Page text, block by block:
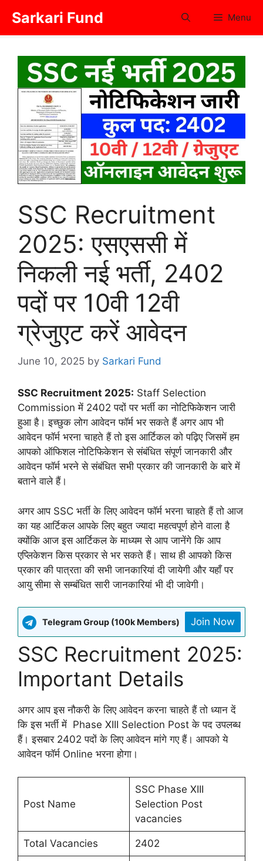
content
Sarkari Fund Menu
SSC Recruitment
2025: एसएससी में
निकली नई भर्ती, 2402
पदों पर 10वी 12वी
ग्रेजुएट करें आवेदन
June 10, 2025 by Sarkari Fund
SSC Recruitment 2025: Staff Selection
Commission में 2402 पदों पर भर्ती का नोटिफिकेशन जारी
हुआ है। इच्छुक लोग आवेदन फॉर्म भर सकते हैं अगर आप भी
आवेदन फॉर्म भरना चाहते हैं तो इस आर्टिकल को पढ़िए जिसमें हम
आपको ऑफिशल नोटिफिकेशन से संबंधित संपूर्ण जानकारी और
आवेदन फॉर्म भरने से संबंधित सभी प्रकार की जानकारी के बारे में
बताने वाले हैं।
अगर आप SSC भर्ती के लिए आवेदन फॉर्म भरना चाहते हैं तो आज
का यह आर्टिकल आपके लिए बहुत ज्यादा महत्वपूर्ण होने वाला है
क्योंकि आज इस आर्टिकल के माध्यम से आप जानेंगे कि आप
एप्लिकेशन किस प्रकार से भर सकते हैं। साथ ही आपको किस
प्रकार की पात्रता की सभी जानकारियां दी जायेगी और यहाँ पर
आयु सीमा से सम्बंधित सारी जानकारियां भी दी जावेगी।
Telegram Group (100k Members) Join Now
SSC Recruitment 2025:
Important Details
अगर आप इस नौकरी के लिए आवेदन करना चाहते हैं तो ध्यान दें
कि इस भर्ती में Phase XIII Selection Post के पद उपलब्ध
हैं। इसबार 2402 पदों के लिए आवेदन मांगे गए हैं। आपको ये
आवेदन फॉर्म Online भरना होगा।
Post Name
SSC Phase XIII
Selection Post
vacancies
Total Vacancies 2402